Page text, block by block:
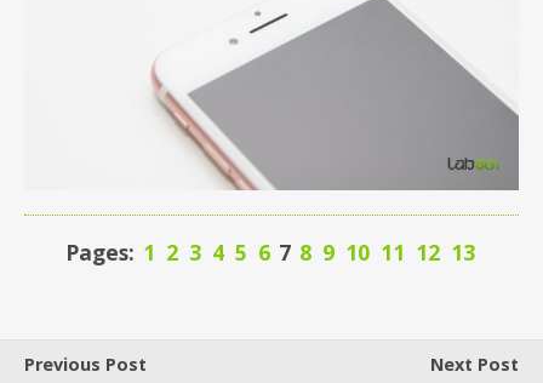
Pages: 1 2 3 4 5 6 7 8 9 10 11 12 13
Previous Post
Next Post